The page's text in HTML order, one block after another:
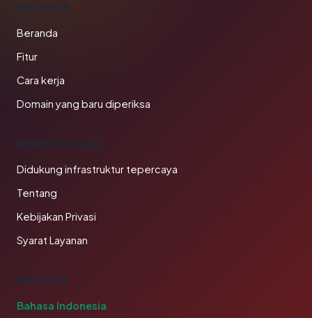
PRODUK
Beranda
Fitur
Cara kerja
Domain yang baru diperiksa
PERUSAHAAN
Didukung infrastruktur tepercaya
Tentang
Kebijakan Privasi
Syarat Layanan
BAHASA
Bahasa Indonesia